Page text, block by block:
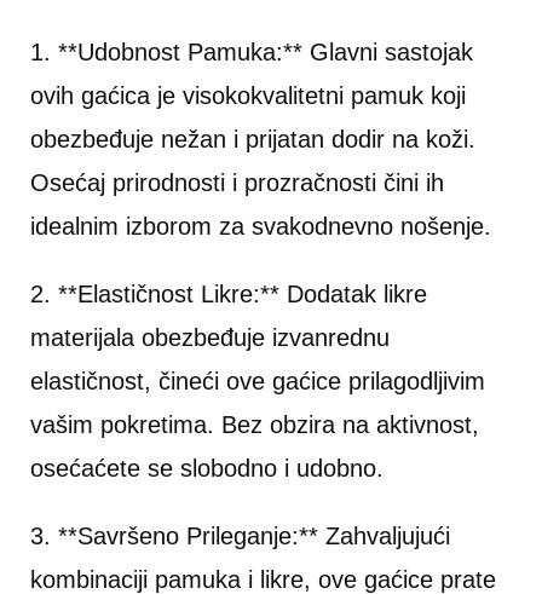
1. **Udobnost Pamuka:** Glavni sastojak
ovih gaćica je visokokvalitetni pamuk koji
obezbeđuje nežan i prijatan dodir na koži.
Osećaj prirodnosti i prozračnosti čini ih
idealnim izborom za svakodnevno nošenje.
2. **Elastičnost Likre:** Dodatak likre
materijala obezbeđuje izvanrednu
elastičnost, čineći ove gaćice prilagodljivim
vašim pokretima. Bez obzira na aktivnost,
osećaćete se slobodno i udobno.
3. **Savršeno Prileganje:** Zahvaljujući
kombinaciji pamuka i likre, ove gaćice prate